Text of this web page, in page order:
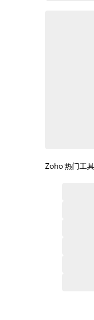
Zoho 热门工具